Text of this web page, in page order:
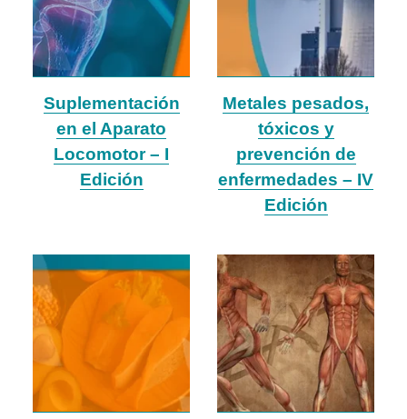
Suplementación
en el Aparato
Locomotor – I
Edición
Metales pesados,
tóxicos y
prevención de
enfermedades – IV
Edición